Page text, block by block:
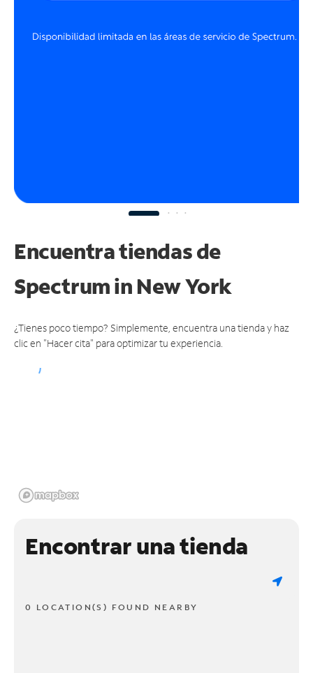
Encuentra tiendas de
Spectrumin New York
¿Tienes poco tiempo? Simplemente, encuentra una tienda y haz
clic en "Hacer cita" para optimizar tu experiencia.
Encontrar una tienda
0 LOCATION(S) FOUND NEARBY